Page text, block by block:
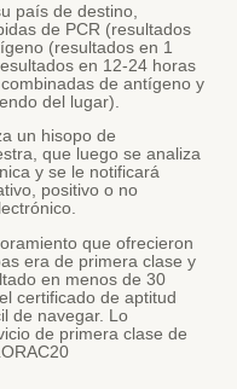
país de destino,
de PCR (resultados
(resultados en 1
en 12-24 horas
de antígeno y
del lugar).
un hisopo de
que luego se analiza
y se le notificará
positivo o no
que ofrecieron
era de primera clase y
en menos de 30
certificado de aptitud
de navegar. Lo
de primera clase de